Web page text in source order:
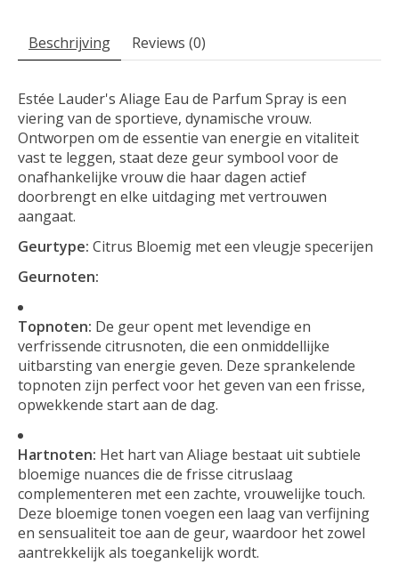
Beschrijving Reviews (0)
Estée Lauder's Aliage Eau de Parfum Spray is een
viering van de sportieve, dynamische vrouw.
Ontworpen om de essentie van energie en vitaliteit
vast te leggen, staat deze geur symbool voor de
onafhankelijke vrouw die haar dagen actief
doorbrengt en elke uitdaging met vertrouwen
aangaat.
Geurtype: Citrus Bloemig met een vleugje specerijen
Geurnoten:
Topnoten: De geur opent met levendige en
verfrissende citrusnoten, die een onmiddellijke
uitbarsting van energie geven. Deze sprankelende
topnoten zijn perfect voor het geven van een frisse,
opwekkende start aan de dag.
Hartnoten: Het hart van Aliage bestaat uit subtiele
bloemige nuances die de frisse citruslaag
complementeren met een zachte, vrouwelijke touch.
Deze bloemige tonen voegen een laag van verfijning
en sensualiteit toe aan de geur, waardoor het zowel
aantrekkelijk als toegankelijk wordt.